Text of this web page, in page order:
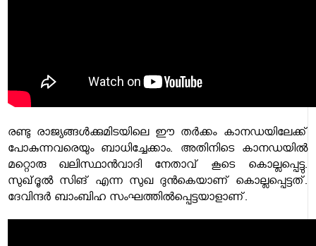
രണ്ടു രാജ്യങ്ങൾക്കുമിടയിലെ ഈ തർക്കം കാനഡയിലേക്ക്
പോകുന്നവരെയും ബാധിച്ചേക്കാം. അതിനിടെ കാനഡയിൽ
മറ്റൊരു ഖലിസ്ഥാൻവാദി നേതാവ് കൂടെ കൊല്ലപ്പെട്ടു.
സുഖ്‌ദൂൽ സിങ് എന്ന സുഖ ദുൻകെയാണ് കൊല്ലപ്പെട്ടത്.
ദേവിന്ദർ ബാംബിഹ സംഘത്തിൽപ്പെട്ടയാളാണ്.